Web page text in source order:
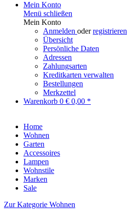
Mein Konto
Menü schließen
Mein Konto
Anmelden oderregistrieren
Übersicht
Persönliche Daten
Adressen
Zahlungsarten
Kreditkarten verwalten
Bestellungen
Merkzettel
Warenkorb 0 € 0,00 *
Home
Wohnen
Garten
Accessoires
Lampen
Wohnstile
Marken
Sale
Zur Kategorie Wohnen